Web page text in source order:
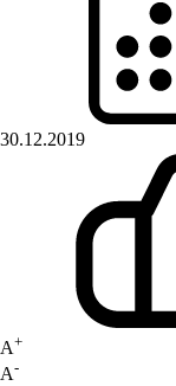
30.12.2019
A+
A-